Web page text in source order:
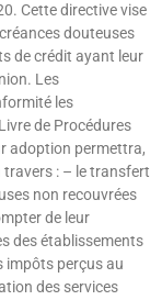
Cette directive vise
douteuses
de crédit ayant leur
Les
les
de Procédures
adoption permettra,
travers : – le transfert
non recouvrées
de leur
des établissements
impôts perçus au
des services